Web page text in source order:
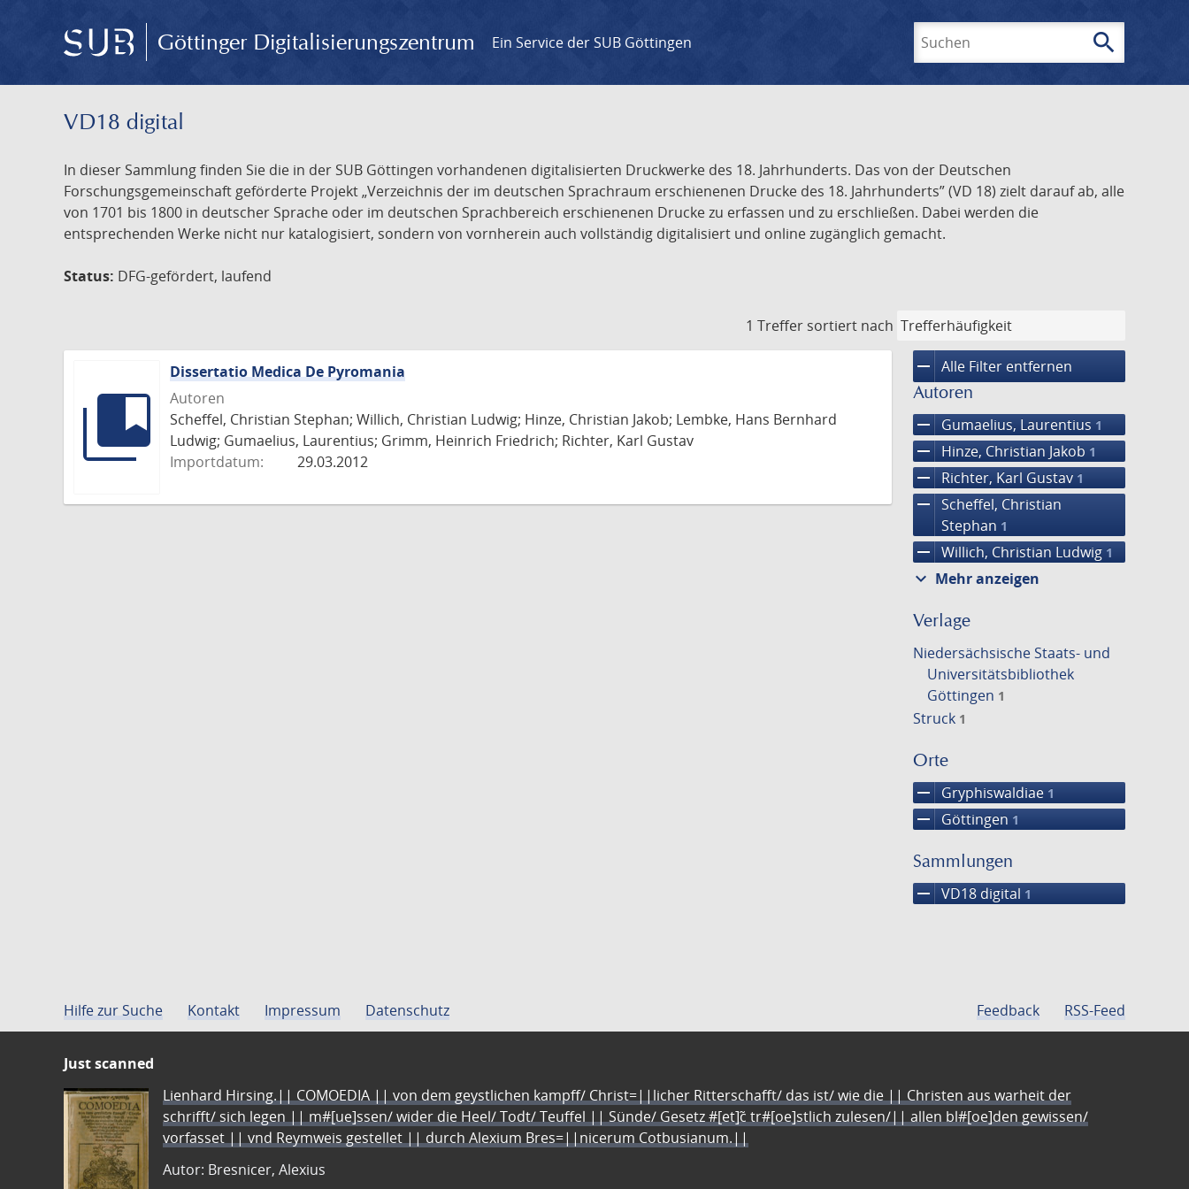
Göttinger Digitalisierungszentrum Ein Service der SUB Göttingen search
VD18 digital
In dieser Sammlung finden Sie die in der SUB Göttingen vorhandenen digitalisierten Druckwerke des 18. Jahrhunderts. Das von der Deutschen
Forschungsgemeinschaft geförderte Projekt „Verzeichnis der im deutschen Sprachraum erschienenen Drucke des 18. Jahrhunderts” (VD 18) zielt darauf ab, alle
von 1701 bis 1800 in deutscher Sprache oder im deutschen Sprachbereich erschienenen Drucke zu erfassen und zu erschließen. Dabei werden die
entsprechenden Werke nicht nur katalogisiert, sondern von vornherein auch vollständig digitalisiert und online zugänglich gemacht.
Status: DFG-gefördert, laufend
1 Treffer sortiert nach
remove Alle Filter entfernen
Autoren
remove Gumaelius, Laurentius 1
remove Hinze, Christian Jakob 1
remove Richter, Karl Gustav 1
remove
Scheffel, Christian
Stephan 1
remove Willich, Christian Ludwig 1
expand_more Mehr anzeigen
Verlage
Niedersächsische Staats- und
Universitätsbibliothek
Göttingen 1
Struck 1
Orte
remove Gryphiswaldiae 1
remove Göttingen 1
Sammlungen
remove VD18 digital 1
Dissertatio Medica De Pyromania
Autoren
Scheffel, Christian Stephan; Willich, Christian Ludwig; Hinze, Christian Jakob; Lembke, Hans Bernhard
Ludwig; Gumaelius, Laurentius; Grimm, Heinrich Friedrich; Richter, Karl Gustav
Importdatum:
29.03.2012
Hilfe zur Suche Kontakt Impressum Datenschutz Feedback RSS-Feed
Just scanned
Lienhard Hirsing.|| COMOEDIA || von dem geystlichen kampff/ Christ=||licher Ritterschafft/ das ist/ wie die || Christen aus warheit der
schrifft/ sich legen || m#[ue]ssen/ wider die Heel/ Todt/ Teuffel || Sünde/ Gesetz #[et]c̃ tr#[oe]stlich zulesen/|| allen bl#[oe]den gewissen/
vorfasset || vnd Reymweis gestellet || durch Alexium Bres=||nicerum Cotbusianum.||
Autor: Bresnicer, Alexius